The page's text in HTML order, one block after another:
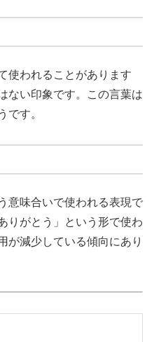
使われることがあります
ない印象です。この言葉は
です。
意味合いで使われる表現で
りがとう」という形で使わ
が減少している傾向にあり